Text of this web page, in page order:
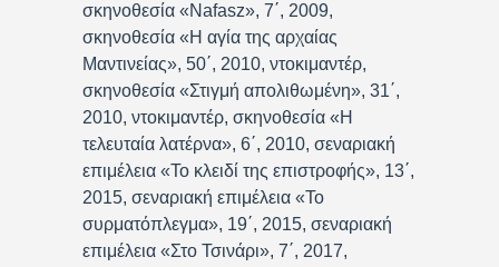
σκηνοθεσία «Nafasz», 7΄, 2009,
σκηνοθεσία «Η αγία της αρχαίας
Μαντινείας», 50΄, 2010, ντοκιμαντέρ,
σκηνοθεσία «Στιγμή απολιθωμένη», 31΄,
2010, ντοκιμαντέρ, σκηνοθεσία «Η
τελευταία λατέρνα», 6΄, 2010, σεναριακή
επιμέλεια «Το κλειδί της επιστροφής», 13΄,
2015, σεναριακή επιμέλεια «Το
συρματόπλεγμα», 19΄, 2015, σεναριακή
επιμέλεια «Στο Τσινάρι», 7΄, 2017,